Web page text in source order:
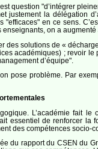
question "d’intégrer
justement la délégation
"efficaces" en ce sens.
on a
des solutions de «
académiques) ; revoir
d’équipe".
pose problème. Par
L’académie fait
essentiel de renforcer la
des compétences socio-
du rapport du CSEN du